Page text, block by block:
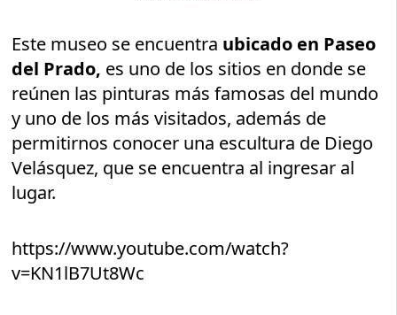
Este museo se encuentra ubicado en Paseo
del Prado, es uno de los sitios en donde se
reúnen las pinturas más famosas del mundo
y uno de los más visitados, además de
permitirnos conocer una escultura de Diego
Velásquez, que se encuentra al ingresar al
lugar.
https://www.youtube.com/watch?
v=KN1lB7Ut8Wc